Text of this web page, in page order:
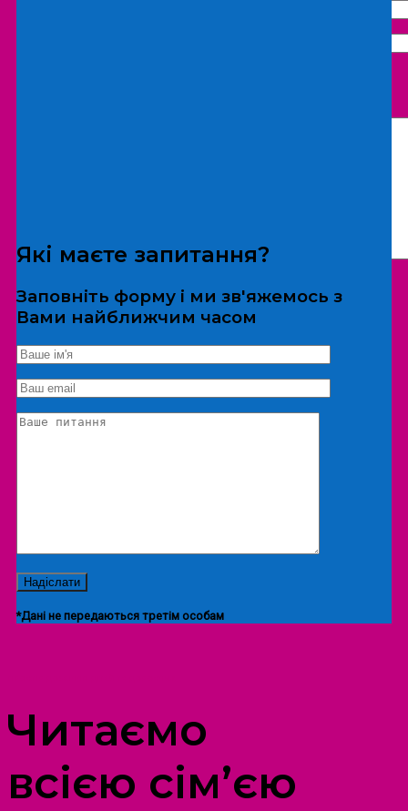
*Дані не передаються третім особам
Екскурсія/локація
Які маєте запитання?
Заповніть форму і ми зв'яжемось з
Вами найближчим часом
*Дані не передаються третім особам
Читаємо
всією сім’єю